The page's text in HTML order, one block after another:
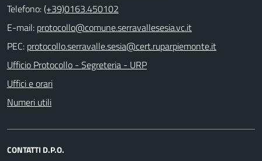
Telefono:(+39)0163.450102
E-mail:
PEC:
Ufficio Protocollo - Segreteria - URP
Uffici e orari
Numeri utili
CONTATTI D.P.O.